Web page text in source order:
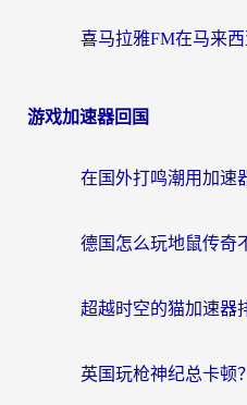
游戏加速器回国